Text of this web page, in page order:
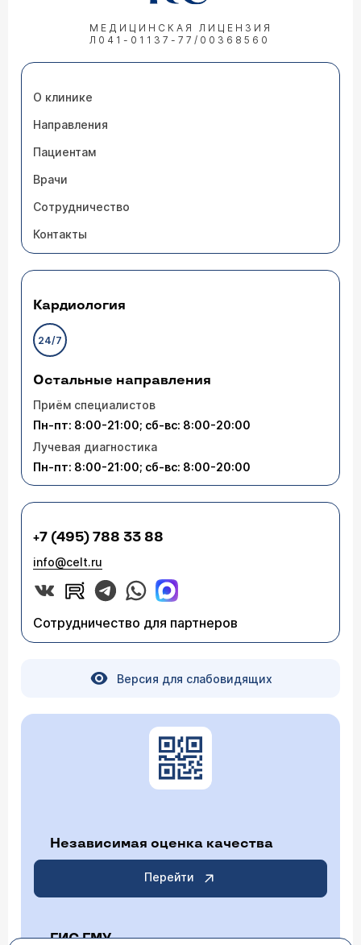
МЕДИЦИНСКАЯ ЛИЦЕНЗИЯ
Л041-01137-77/00368560
О клинике
Направления
Пациентам
Врачи
Сотрудничество
Контакты
Кардиология
24/7
Остальные направления
Приём специалистов
Пн-пт: 8:00-21:00; сб-вс: 8:00-20:00
Лучевая диагностика
Пн-пт: 8:00-21:00; сб-вс: 8:00-20:00
+7 (495) 788 33 88
info@celt.ru
Сотрудничество для партнеров
Версия для слабовидящих
Независимая оценка качества
Перейти
ГИС ГМУ